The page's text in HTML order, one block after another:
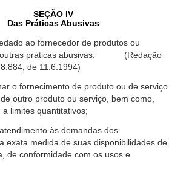
SEÇÃO IV
Das Práticas Abusivas
ao fornecedor de produtos ou
outras práticas abusivas: (Redação
de 11.6.1994)
o fornecimento de produto ou de serviço
outro produto ou serviço, bem como,
limites quantitativos;
às demandas dos
exata medida de suas disponibilidades de
de conformidade com os usos e